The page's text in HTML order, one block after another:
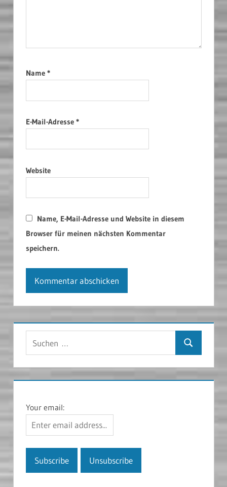
Name *
E-Mail-Adresse *
Website
Name, E-Mail-Adresse und Website in diesem
Browser für meinen nächsten Kommentar
speichern.
Suchen
Your email: